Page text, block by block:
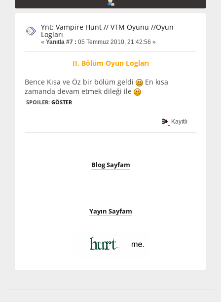
Ynt: Vampire Hunt // VTM Oyunu //Oyun
Logları
« Yanıtla #7 : 05 Temmuz 2010, 21:42:56 »
II. Bölüm Oyun Logları
Bence Kısa ve Öz bir bölüm geldi
En kısa
zamanda devam etmek dileği ile
SPOILER: GÖSTER
Kayıtlı
Blog Sayfam
Yayın Sayfam